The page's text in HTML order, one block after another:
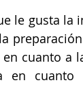
le gusta la
cuanto a
en